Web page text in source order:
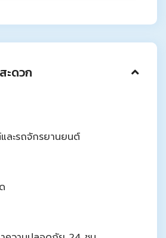
ท / เดือน
ะดวก
ละรถจักรยานยนต์